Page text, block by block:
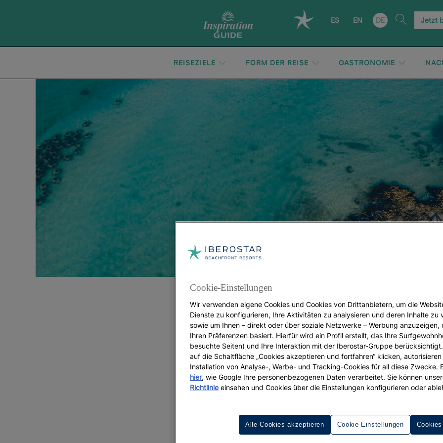
ES EN DE Jetzt
REISEZIELE FORM DER REISE GASTRONOMIE
REISEZIELE
Traumhafte Orte: Ihr
Guide, um die Magie
Bayahíbe zu erleben
Cookie-Einstellungen
Wir verwenden eigene Cookies und Cookies von Drittanbietern, um die
Dienste zu konfigurieren, Ihre Aktivitäten zu analysieren und deren Inhalte zu
sowie um Ihnen – direkt oder über soziale Netzwerke – Werbung anzuzeigen,
Ihren Präferenzen basiert. Hierfür wird ein Profil erstellt, das Ihre
besuchte Seiten) und Ihre Interaktion mit der Iberostar-Gruppe berücksichtigt.
auf die Schaltfläche „Cookies akzeptieren und fortfahren“ klicken, autorisieren
Installation von Analyse-, Werbe- und Tracking-Cookies für all diese Zwecke.
hier, wie Google Ihre personenbezogenen Daten verarbeitet. Sie können
Richtlinie einsehen und Cookies über die Einstellungen konfigurieren oder
Cookie-Einstellungen
Alle Cookies akzeptieren